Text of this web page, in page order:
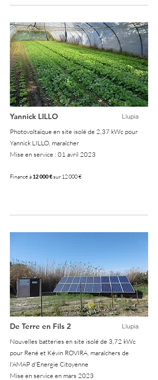
Yannick LILLO Llupia
Photovoltaïque en site isolé de 2,37 kWc pour
Yannick LILLO, maraîcher
Mise en service : 01 avril 2023
Financé à 12 000 €sur 12 000 €
De Terre en Fils 2 Llupia
Nouvelles batteries en site isolé de 3,72 kWc
pour René et Kévin ROVIRA, maraîchers de
l'AMAP d'Energie Citoyenne
Mise en service en mars 2023